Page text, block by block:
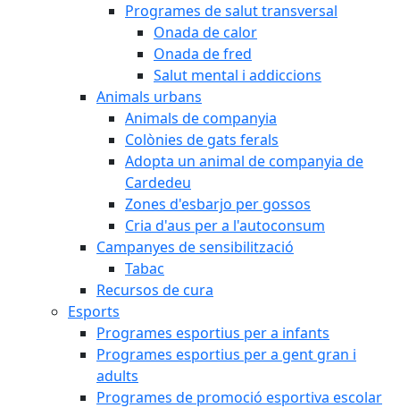
Programes de salut transversal
Onada de calor
Onada de fred
Salut mental i addiccions
Animals urbans
Animals de companyia
Colònies de gats ferals
Adopta un animal de companyia de
Cardedeu
Zones d'esbarjo per gossos
Cria d'aus per a l'autoconsum
Campanyes de sensibilització
Tabac
Recursos de cura
Esports
Programes esportius per a infants
Programes esportius per a gent gran i
adults
Programes de promoció esportiva escolar